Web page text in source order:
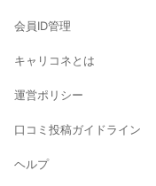
会員ID管理
キャリコネとは
運営ポリシー
口コミ投稿ガイドライン
ヘルプ